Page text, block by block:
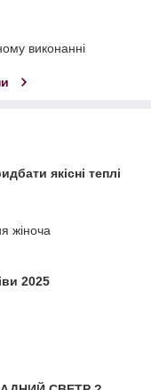
виконанні
якісні теплі
жіноча
2025